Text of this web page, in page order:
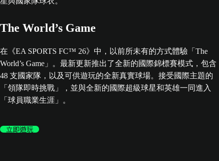
The World’s Game
在《EA SPORTS FC™ 26》中，以前所未有的方式體驗「The
World’s Game」。最新更新推出了全新的國際錦標賽模式，包含
48 支國家隊，以及可供遊玩的全新真實球場。接受國際主題的
「領隊即時挑戰」，並與全新的國際超級球星和英雄一同進入
「球員職業生涯」。
立即遊玩